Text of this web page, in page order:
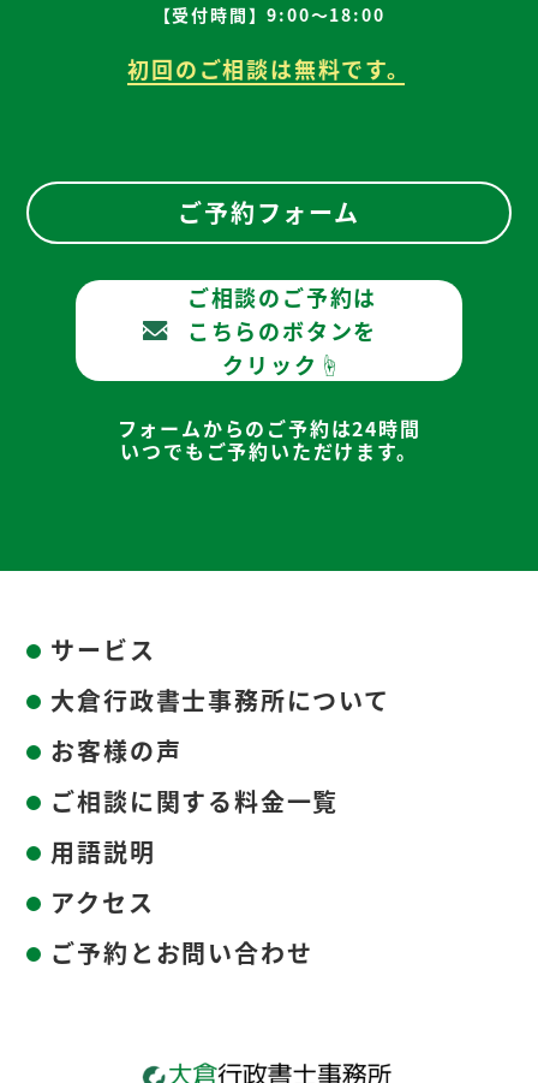
【受付時間】9:00～18:00
初回のご相談は無料です。
ご予約フォーム
ご相談のご予約は
こちらのボタンを
クリック☝
フォームからのご予約は24時間
いつでもご予約いただけます。
サービス
大倉行政書士事務所について
お客様の声
ご相談に関する料金一覧
用語説明
アクセス
ご予約とお問い合わせ